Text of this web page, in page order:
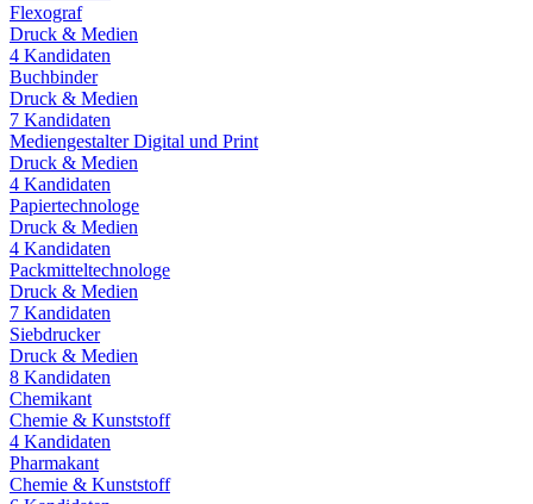
Flexograf
Druck & Medien
4 Kandidaten
Buchbinder
Druck & Medien
7 Kandidaten
Mediengestalter Digital und Print
Druck & Medien
4 Kandidaten
Papiertechnologe
Druck & Medien
4 Kandidaten
Packmitteltechnologe
Druck & Medien
7 Kandidaten
Siebdrucker
Druck & Medien
8 Kandidaten
Chemikant
Chemie & Kunststoff
4 Kandidaten
Pharmakant
Chemie & Kunststoff